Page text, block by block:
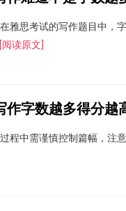
雅思考试的写作题目中，
[阅读原文]
作字数越多得分越
程中需谨慎控制篇幅，注